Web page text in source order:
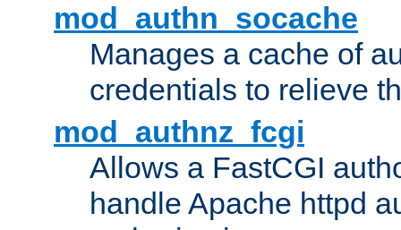
mod_authn_socache
Manages a cache of
credentials to relieve
mod_authnz_fcgi
Allows a FastCGI
handle Apache httpd